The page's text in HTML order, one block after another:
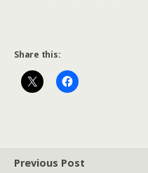
Share this:
Previous Post